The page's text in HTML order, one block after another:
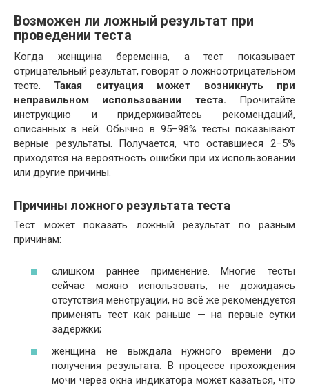
Возможен ли ложный результат при
проведении теста
Когда женщина беременна, а тест показывает
отрицательный результат, говорят о ложноотрицательном
тесте. Такая ситуация может возникнуть при
неправильном использовании теста. Прочитайте
инструкцию и придерживайтесь рекомендаций,
описанных в ней. Обычно в 95–98% тесты показывают
верные результаты. Получается, что оставшиеся 2–5%
приходятся на вероятность ошибки при их использовании
или другие причины.
Причины ложного результата теста
Тест может показать ложный результат по разным
причинам:
слишком раннее применение. Многие тесты
сейчас можно использовать, не дожидаясь
отсутствия менструации, но всё же рекомендуется
применять тест как раньше — на первые сутки
задержки;
женщина не выждала нужного времени до
получения результата. В процессе прохождения
мочи через окна индикатора может казаться, что